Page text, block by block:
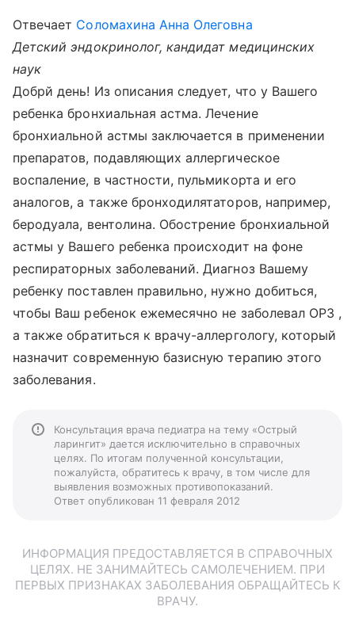
Отвечает Соломахина Анна Олеговна
Детский эндокринолог, кандидат медицинских
наук
Добрй день! Из описания следует, что у Вашего
ребенка бронхиальная астма. Лечение
бронхиальной астмы заключается в применении
препаратов, подавляющих аллергическое
воспаление, в частности, пульмикорта и его
аналогов, а также бронходилятаторов, например,
беродуала, вентолина. Обострение бронхиальной
астмы у Вашего ребенка происходит на фоне
респираторных заболеваний. Диагноз Вашему
ребенку поставлен правильно, нужно добиться,
чтобы Ваш ребенок ежемесячно не заболевал ОРЗ ,
а также обратиться к врачу-аллергологу, который
назначит современную базисную терапию этого
заболевания.
Консультация врача педиатра на тему «Острый
ларингит» дается исключительно в справочных
целях. По итогам полученной консультации,
пожалуйста, обратитесь к врачу, в том числе для
выявления возможных противопоказаний.
Ответ опубликован 11 февраля 2012
ИНФОРМАЦИЯ ПРЕДОСТАВЛЯЕТСЯ В СПРАВОЧНЫХ
ЦЕЛЯХ. НЕ ЗАНИМАЙТЕСЬ САМОЛЕЧЕНИЕМ. ПРИ
ПЕРВЫХ ПРИЗНАКАХ ЗАБОЛЕВАНИЯ ОБРАЩАЙТЕСЬ К
ВРАЧУ.